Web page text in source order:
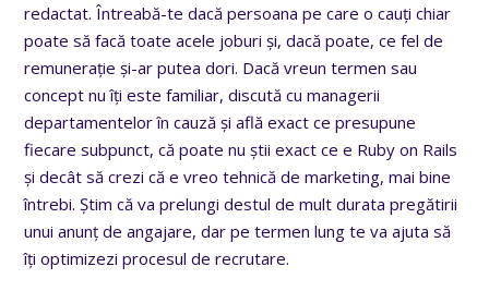
redactat. Întreabă-te dacă persoana pe care o cauți chiar
poate să facă toate acele joburi și, dacă poate, ce fel de
remunerație și-ar putea dori. Dacă vreun termen sau
concept nu îți este familiar, discută cu managerii
departamentelor în cauză și află exact ce presupune
fiecare subpunct, că poate nu știi exact ce e Ruby on Rails
și decât să crezi că e vreo tehnică de marketing, mai bine
întrebi. Știm că va prelungi destul de mult durata pregătirii
unui anunț de angajare, dar pe termen lung te va ajuta să
îți optimizezi procesul de recrutare.